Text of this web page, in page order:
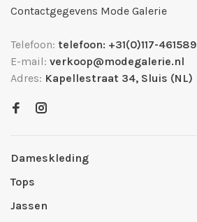
Contactgegevens Mode Galerie
Telefoon: telefoon: +31(0)117-461589
E-mail: verkoop@modegalerie.nl
Adres: Kapellestraat 34, Sluis (NL)
Dameskleding
Tops
Jassen